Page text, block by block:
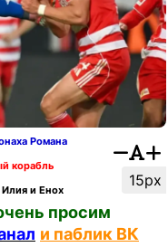
15px
Романа
корабль
и Енох
просим
и паблик ВК